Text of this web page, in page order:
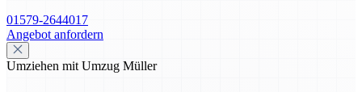
01579-2644017
Angebot anfordern
Umziehen mit Umzug Müller